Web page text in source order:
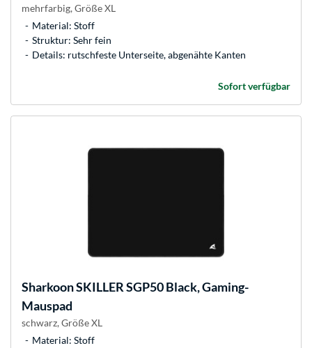
mehrfarbig, Größe XL
Material: Stoff
Struktur: Sehr fein
Details: rutschfeste Unterseite, abgenähte Kanten
Sofort verfügbar
SharkoonSKILLER SGP50 Black, Gaming-
Mauspad
schwarz, Größe XL
Material: Stoff